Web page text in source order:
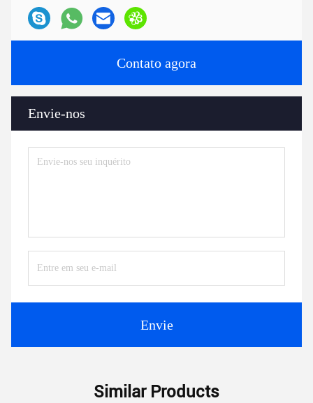
Contato agora
Envie-nos
Envie
Similar Products